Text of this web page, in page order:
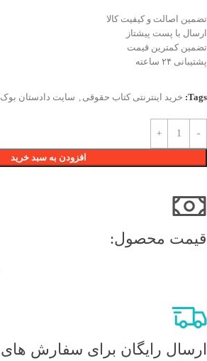
تضمین اصالت و کیفیت کالا
ارسال با پست پیشتاز
تضمین کمترین قیمت
پشتیبانی ۲۴ ساعته
Tags: خرید اینترنتی کتاب حقوقی , سایت دادستان بوک
افزودن به سبد خرید
قیمت محصول:​